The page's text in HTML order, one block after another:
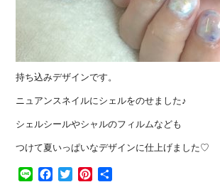
持ち込みデザインです。
ニュアンスネイルにシェルをのせました♪
シェルシールやシャルのフィルムなども
つけて夏いっぱいなデザインに仕上げました♡
Line Facebook
TwitterPinterest